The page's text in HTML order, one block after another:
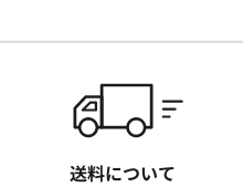
送料について